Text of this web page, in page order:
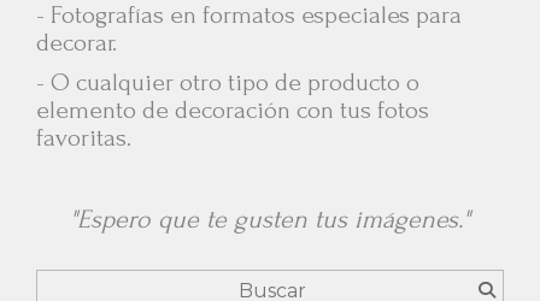
- Fotografías en formatos especiales para
decorar.
- O cualquier otro tipo de producto o
elemento de decoración con tus fotos
favoritas.
"Espero que te gusten tus imágenes."